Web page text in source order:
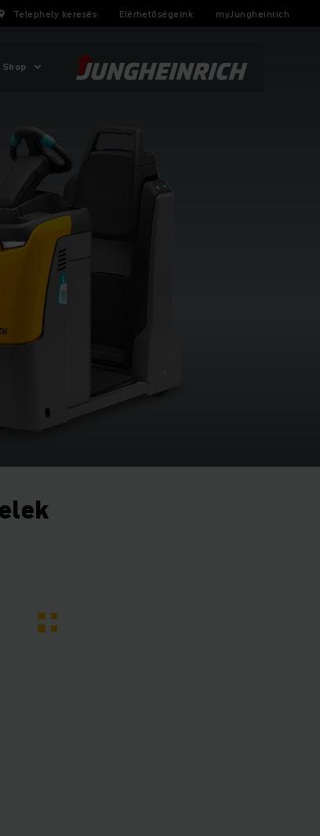
Telephely keresés Elérhetőségeink myJungheinrich
Shop